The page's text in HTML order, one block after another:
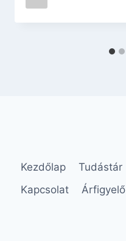
Kezdőlap Tudástár
Kapcsolat
Árfigyelő